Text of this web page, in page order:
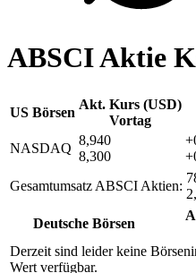
ABSCI Aktie
US Börsen
Akt. Kurs (USD)
Vortag
NASDAQ
8,940
8,300
Gesamtumsatz ABSCI Aktien:
Deutsche Börsen
Derzeit sind leider keine
Wert verfügbar.